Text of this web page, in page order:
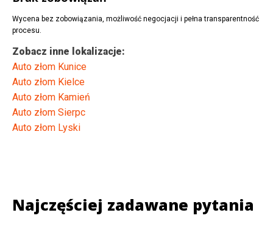
Wycena bez zobowiązania, możliwość negocjacji i pełna transparentność
procesu.
Zobacz inne lokalizacje:
Auto złom Kunice
Auto złom Kielce
Auto złom Kamień
Auto złom Sierpc
Auto złom Lyski
Najczęściej zadawane pytania